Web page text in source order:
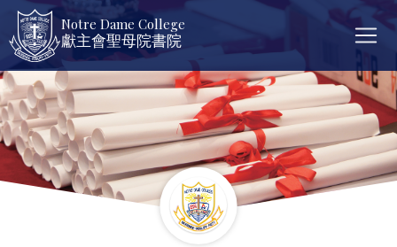
Notre Dame College
獻主會聖母院書院